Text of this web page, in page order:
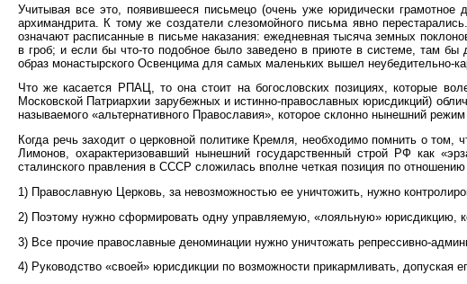
Учитывая все это, появившееся письмецо (очень уже юридически грамотное
архимандрита. К тому же создатели слезомойного письма явно
означают расписанные в письме наказания: ежедневная тысяча земных
в гроб; и если бы что-то подобное было заведено в приюте в системе, там
образ монастырского Освенцима для самых маленьких вышел неубедительно-
Что же касается РПАЦ, то она стоит на богословских позициях, которые
Московской Патриархии зарубежных и истинно-православных юрисдикций)
называемого «альтернативного Православия», которое склонно нынешний
Когда речь заходит о церковной политике Кремля, необходимо помнить о
Лимонов, охарактеризовавший нынешний государственный строй РФ как
сталинского правления в СССР сложилась вполне четкая позиция по
1) Православную Церковь, за невозможностью ее уничтожить, нужно
2) Поэтому нужно сформировать одну управляемую, «лояльную» юрисдикцию,
3) Все прочие православные деноминации нужно уничтожать репрессивно-
4) Руководство «своей» юрисдикции по возможности прикармливать, допуская